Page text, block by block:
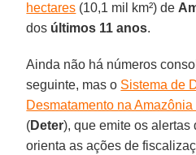
hectares (10,1 mil km²) de
dos últimos 11 anos.
Ainda não há números
seguinte, mas o Sistema de
Desmatamento na Amazônia
(Deter), que emite os alertas
orienta as ações de